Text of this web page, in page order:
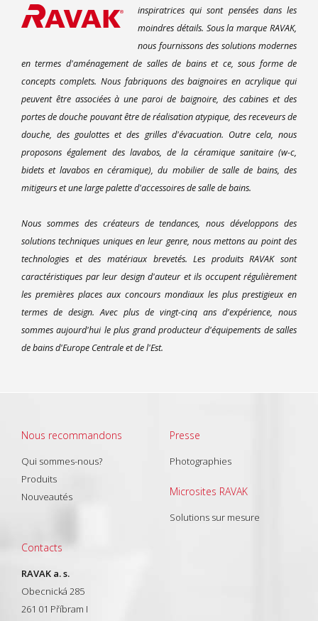
inspiratrices qui sont pensées dans les
moindres détails. Sous la marque RAVAK,
nous fournissons des solutions modernes
en termes d'aménagement de salles de bains et ce, sous forme de
concepts complets. Nous fabriquons des baignoires en acrylique qui
peuvent être associées à une paroi de baignoire, des cabines et des
portes de douche pouvant être de réalisation atypique, des receveurs de
douche, des goulottes et des grilles d'évacuation. Outre cela, nous
proposons également des lavabos, de la céramique sanitaire (w-c,
bidets et lavabos en céramique), du mobilier de salle de bains, des
mitigeurs et une large palette d'accessoires de salle de bains.
Nous sommes des créateurs de tendances, nous développons des
solutions techniques uniques en leur genre, nous mettons au point des
technologies et des matériaux brevetés. Les produits RAVAK sont
caractéristiques par leur design d'auteur et ils occupent régulièrement
les premières places aux concours mondiaux les plus prestigieux en
termes de design. Avec plus de vingt-cinq ans d'expérience, nous
sommes aujourd'hui le plus grand producteur d'équipements de salles
de bains d'Europe Centrale et de l'Est.
Nous recommandons
Qui sommes-nous?
Produits
Nouveautés
Presse
Photographies
Microsites RAVAK
Solutions sur mesure
Contacts
RAVAK a. s.
Obecnická 285
261 01 Příbram I